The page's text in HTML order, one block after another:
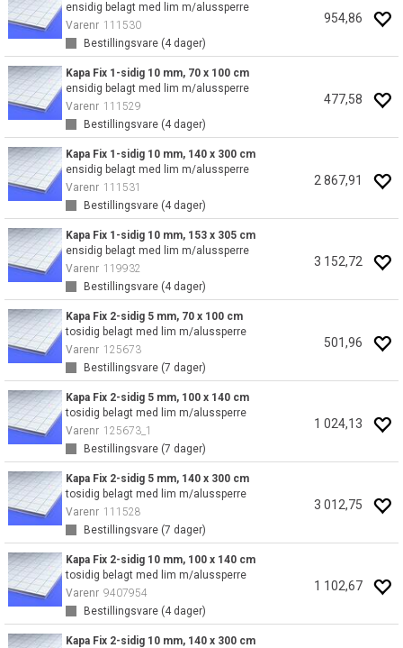
ensidig belagt med lim m/alussperre
Varenr 111530
Bestillingsvare (4dager)
954,86
Kapa Fix 1-sidig 10 mm, 70 x 100 cm
ensidig belagt med lim m/alussperre
Varenr 111529
Bestillingsvare (4dager)
477,58
Kapa Fix 1-sidig 10 mm, 140 x 300 cm
ensidig belagt med lim m/alussperre
Varenr 111531
Bestillingsvare (4dager)
2 867,91
Kapa Fix 1-sidig 10 mm, 153 x 305 cm
ensidig belagt med lim m/alussperre
Varenr 119932
Bestillingsvare (4dager)
3 152,72
Kapa Fix 2-sidig 5 mm, 70 x 100 cm
tosidig belagt med lim m/alussperre
Varenr 125673
Bestillingsvare (7 dager)
501,96
Kapa Fix 2-sidig 5 mm, 100 x 140 cm
tosidig belagt med lim m/alussperre
Varenr 125673_1
Bestillingsvare (7 dager)
1 024,13
Kapa Fix 2-sidig 5 mm, 140 x 300 cm
tosidig belagt med lim m/alussperre
Varenr 111528
Bestillingsvare (7 dager)
3 012,75
Kapa Fix 2-sidig 10 mm, 100 x 140 cm
tosidig belagt med lim m/alussperre
Varenr 9407954
Bestillingsvare (4dager)
1 102,67
Kapa Fix 2-sidig 10 mm, 140 x 300 cm